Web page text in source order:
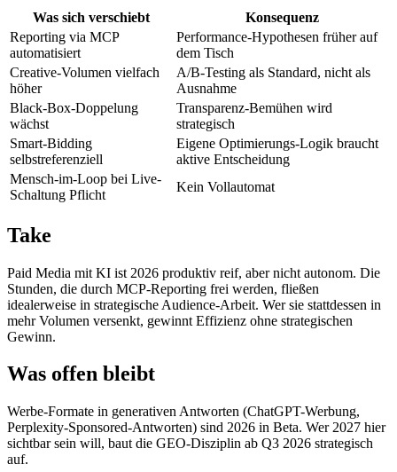
Was sich verschiebt
Konsequenz
Reporting via MCP
automatisiert
Performance-Hypothesen früher auf
dem Tisch
Creative-Volumen vielfach
höher
A/B-Testing als Standard, nicht als
Ausnahme
Black-Box-Doppelung
wächst
Transparenz-Bemühen wird
strategisch
Smart-Bidding
selbstreferenziell
Eigene Optimierungs-Logik braucht
aktive Entscheidung
Mensch-im-Loop bei Live-
Schaltung Pflicht
Kein Vollautomat
Take
Paid Media mit KI ist 2026 produktiv reif, aber nicht autonom. Die
Stunden, die durch MCP-Reporting frei werden, fließen
idealerweise in strategische Audience-Arbeit. Wer sie stattdessen in
mehr Volumen versenkt, gewinnt Effizienz ohne strategischen
Gewinn.
Was offen bleibt
Werbe-Formate in generativen Antworten (ChatGPT-Werbung,
Perplexity-Sponsored-Antworten) sind 2026 in Beta. Wer 2027 hier
sichtbar sein will, baut die GEO-Disziplin ab Q3 2026 strategisch
auf.